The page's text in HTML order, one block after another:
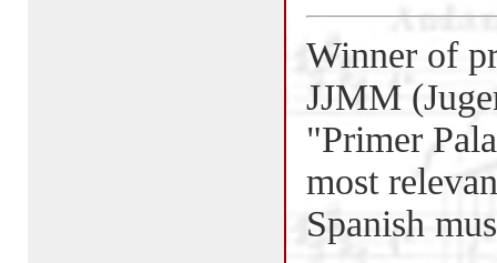
Winner of
JJMM
"Primer
most
Spanish